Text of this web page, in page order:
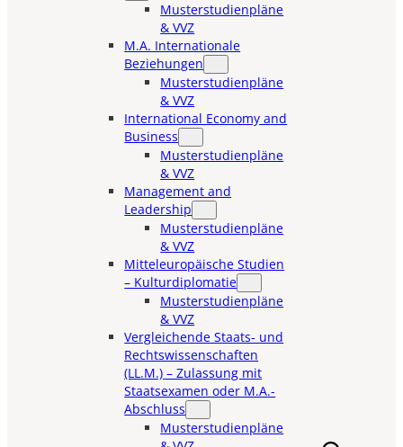
Musterstudienpläne
& VVZ
M.A. Internationale
Beziehungen
Musterstudienpläne
& VVZ
International Economy and
Business
Musterstudienpläne
& VVZ
Management and
Leadership
Musterstudienpläne
& VVZ
Mitteleuropäische Studien
– Kulturdiplomatie
Musterstudienpläne
& VVZ
Vergleichende Staats- und
Rechtswissenschaften
(LL.M.) – Zulassung mit
Staatsexamen oder M.A.-
Abschluss
Musterstudienpläne